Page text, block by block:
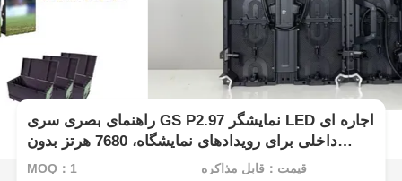
راهنمای بصری سری GS P2.97 نمایشگر LED اجاره ای
داخلی برای رویدادهای نمایشگاه، 7680 هرتز بدون
MOQ：1 قیمت：قابل مذاکره